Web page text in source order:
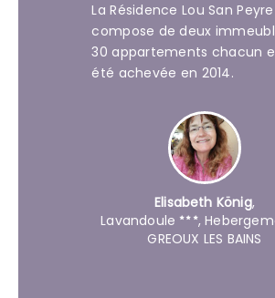
La Résidence Lou San
compose de deux
30 appartements chacun
été achevée en 2014.
Elisabeth König,
Lavandoule
,
GREOUX LES BAINS